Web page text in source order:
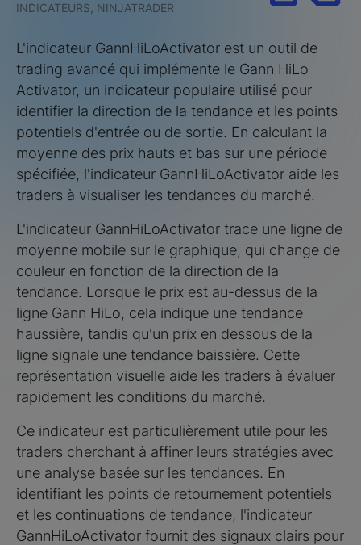
INDICATEURS, NINJATRADER
L'indicateur GannHiLoActivator est un outil de
trading avancé qui implémente le Gann HiLo
Activator, un indicateur populaire utilisé pour
identifier la direction de la tendance et les points
potentiels d'entrée ou de sortie. En calculant la
moyenne des prix hauts et bas sur une période
spécifiée, l'indicateur GannHiLoActivator aide les
traders à visualiser les tendances du marché.
L'indicateur GannHiLoActivator trace une ligne de
moyenne mobile sur le graphique, qui change de
couleur en fonction de la direction de la
tendance. Lorsque le prix est au-dessus de la
ligne Gann HiLo, cela indique une tendance
haussière, tandis qu'un prix en dessous de la
ligne signale une tendance baissière. Cette
représentation visuelle aide les traders à évaluer
rapidement les conditions du marché.
Ce indicateur est particulièrement utile pour les
traders cherchant à affiner leurs stratégies avec
une analyse basée sur les tendances. En
identifiant les points de retournement potentiels
et les continuations de tendance, l'indicateur
GannHiLoActivator fournit des signaux clairs pour